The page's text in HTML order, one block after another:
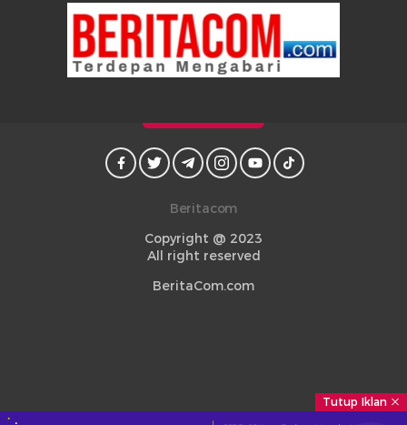
Beritacom
Copyright @ 2023
All right reserved
BeritaCom.com
Tutup Iklan